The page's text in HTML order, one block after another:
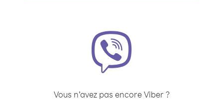
Vous n’avez pas encore Viber ?